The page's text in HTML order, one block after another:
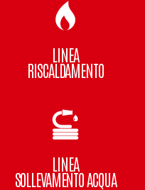
LINEA
RISCALDAMENTO
LINEA
SOLLEVAMENTO ACQUA